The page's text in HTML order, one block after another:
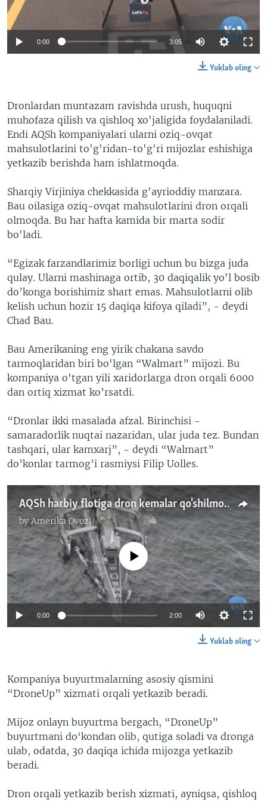
VIDEO
XABARLAR SURATLARDA
ODNOKLASSNIKI
TELEGRAM
TWITTER
0:00 3:05
Yuklab oling
Dronlardan muntazam ravishda urush, huquqni
muhofaza qilish va qishloq xo'jaligida foydalaniladi.
Endi AQSh kompaniyalari ularni oziq-ovqat
mahsulotlarini to'g'ridan-to'g'ri mijozlar eshishiga
yetkazib berishda ham ishlatmoqda.
Sharqiy Virjiniya chekkasida g'ayrioddiy manzara.
Bau oilasiga oziq-ovqat mahsulotlarini dron orqali
olmoqda. Bu har hafta kamida bir marta sodir
bo'ladi.
“Egizak farzandlarimiz borligi uchun bu bizga juda
qulay. Ularni mashinaga ortib, 30 daqiqalik yo'l bosib
do’konga borishimiz shart emas. Mahsulotlarni olib
kelish uchun hozir 15 daqiqa kifoya qiladi”, - deydi
Chad Bau.
Bau Amerikaning eng yirik chakana savdo
tarmoqlaridan biri bo'lgan “Walmart” mijozi. Bu
kompaniya o'tgan yili xaridorlarga dron orqali 6000
dan ortiq xizmat ko’rsatdi.
“Dronlar ikki masalada afzal. Birinchisi -
samaradorlik nuqtai nazaridan, ular juda tez. Bundan
tashqari, ular kamxarj”, - deydi “Walmart”
do’konlar tarmog’i rasmiysi Filip Uolles.
AQSh harbiy flotiga dron kemalar qo'shilmoqda
byAmerika Ovozi
No media source currently available
0:00 2:00
Yuklab oling
Kompaniya buyurtmalarning asosiy qismini
“DroneUp” xizmati orqali yetkazib beradi.
Mijoz onlayn buyurtma bergach, “DroneUp”
buyurtmani do‘kondan olib, qutiga soladi va dronga
ulab, odatda, 30 daqiqa ichida mijozga yetkazib
beradi.
Dron orqali yetkazib berish xizmati, ayniqsa, qishloq